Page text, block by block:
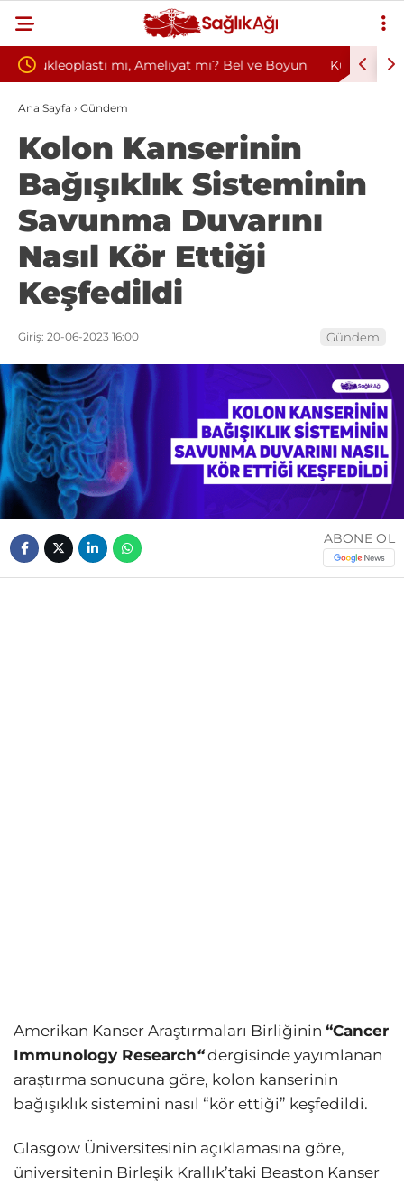
ve Boyun Kültür ve Turizm Bakanlığı Uludağ Alan
Başkanlığı 11 Sürekli İşçi Alımı Duyuruldu
Ana Sayfa › Gündem
Kolon Kanserinin
Bağışıklık Sisteminin
Savunma Duvarını
Nasıl Kör Ettiği
Keşfedildi
Giriş: 20-06-2023 16:00 Gündem
ABONE OL
Amerikan Kanser Araştırmaları Birliğinin “Cancer
Immunology Research“dergisinde yayımlanan
araştırma sonucuna göre, kolon kanserinin
bağışıklık sistemini nasıl “kör ettiği” keşfedildi.
Glasgow Üniversitesinin açıklamasına göre,
üniversitenin Birleşik Krallık’taki Beaston Kanser